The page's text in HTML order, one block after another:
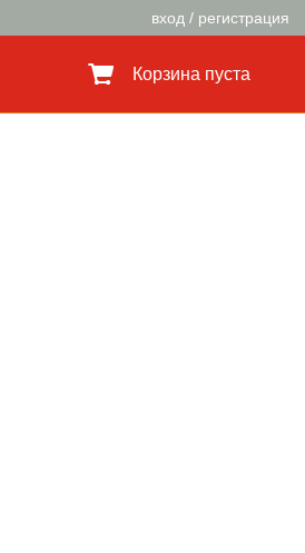
вход / регистрация
Корзина пуста